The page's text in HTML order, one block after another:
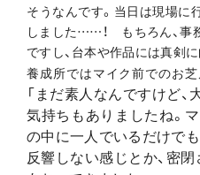
そうなんです。当日は現場に
しました……！ もちろん、事
ですし、台本や作品には真剣
養成所ではマイク前でのお
「まだ素人なんですけど
気持ちもありましたね。
の中に一人でいるだけで
反響しない感じとか、密